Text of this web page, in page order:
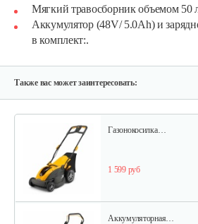
Мягкий травосборник объемом 50
Аккумулятор (48V/ 5.0Ah) и
в комплект:.
Также вас может заинтересовать:
3 030 руб
Газонокосилка…
1 599 руб
Аккумуляторная…